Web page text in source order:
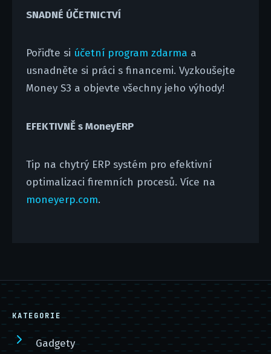
SNADNÉ ÚČETNICTVÍ
Pořiďte si účetní program zdarma a
usnadněte si práci s financemi. Vyzkoušejte
Money S3 a objevte všechny jeho výhody!
EFEKTIVNĚ s MoneyERP
Tip na chytrý ERP systém pro efektivní
optimalizaci firemních procesů. Více na
moneyerp.com.
KATEGORIE
Gadgety